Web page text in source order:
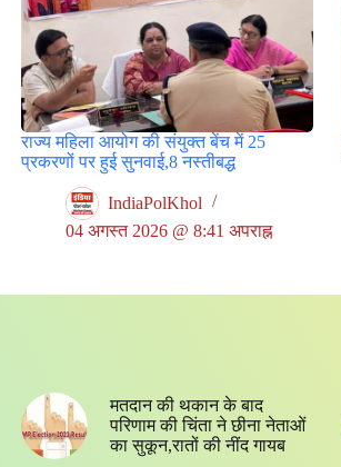
राज्य महिला आयोग की संयुक्त बेंच में 25
प्रकरणों पर हुई सुनवाई,8 नस्तीबद्ध
IndiaPolKhol
04 अगस्त 2026 @ 8:41 अपराह्न
मतदान की थकान के बाद
परिणाम की चिंता ने छीना नेताओं
का सुकून,रातों की नींद गायब